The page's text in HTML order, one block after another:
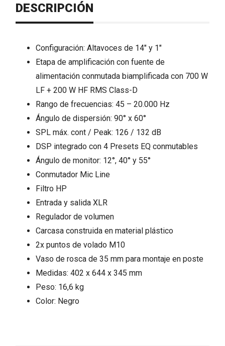
DESCRIPCIÓN
Configuración: Altavoces de 14″ y 1″
Etapa de amplificación con fuente de
alimentación conmutada biamplificada con 700 W
LF + 200 W HF RMS Class-D
Rango de frecuencias: 45 – 20.000 Hz
Ángulo de dispersión: 90° x 60°
SPL máx. cont / Peak: 126 / 132 dB
DSP integrado con 4 Presets EQ conmutables
Ángulo de monitor: 12°, 40° y 55°
Conmutador Mic Line
Filtro HP
Entrada y salida XLR
Regulador de volumen
Carcasa construida en material plástico
2x puntos de volado M10
Vaso de rosca de 35 mm para montaje en poste
Medidas: 402 x 644 x 345 mm
Peso: 16,6 kg
Color: Negro